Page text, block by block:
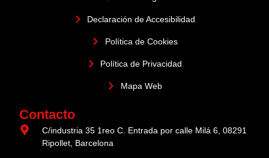
Declaración de Accesibilidad
Política de Cookies
Política de Privacidad
Mapa Web
Contacto
C/industria 35 1reo C. Entrada por calle Milá 6, 08291
Ripollet, Barcelona